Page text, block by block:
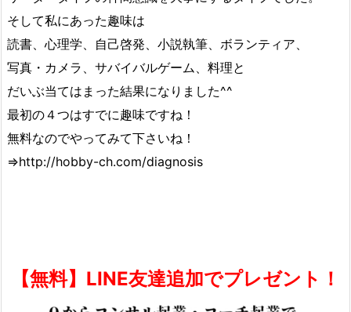
そして私にあった趣味は
読書、心理学、自己啓発、小説執筆、ボランティア、
写真・カメラ、サバイバルゲーム、料理と
だいぶ当てはまった結果になりました^^
最初の４つはすでに趣味ですね！
無料なのでやってみて下さいね！
⇒http://hobby-ch.com/diagnosis
【無料】LINE友達追加でプレゼント！